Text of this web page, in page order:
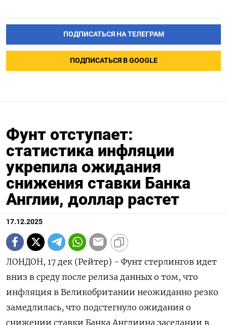
ПОДПИСАТЬСЯ НА ТЕЛЕГРАМ
ПОДПИСАТЬСЯ В GOOGLE
Фунт отступает:
статистика инфляции
укрепила ожидания
снижения ставки Банка
Англии, доллар растет
17.12.2025
ЛОНДОН, 17 дек (Рейтер) - Фунт стерлингов идет
вниз в среду после релиза данных о том, что
инфляция в Великобритании неожиданно резко
замедлилась, что подстегнуло ожидания о
снижении ставки Банка Англиина заседании в